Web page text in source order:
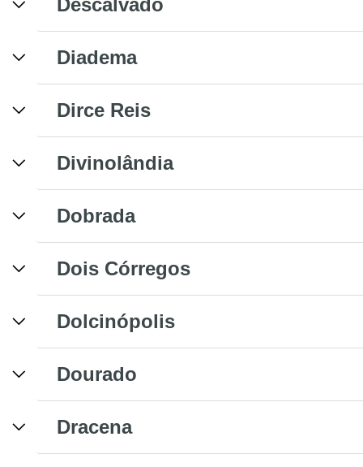
Diadema
Dirce Reis
Divinolândia
Dobrada
Dois Córregos
Dolcinópolis
Dourado
Dracena